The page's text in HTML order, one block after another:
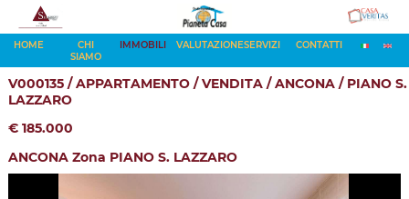
HOME
CHI
SIAMO
IMMOBILI VALUTAZIONESERVIZI CONTATTI
V000135 / APPARTAMENTO / VENDITA / ANCONA / PIANO S.
LAZZARO
€ 185.000
ANCONA Zona PIANO S. LAZZARO